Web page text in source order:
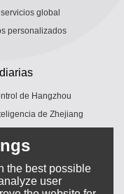
global
personalizados
de Hangzhou
de Zhejiang
the best possible
user